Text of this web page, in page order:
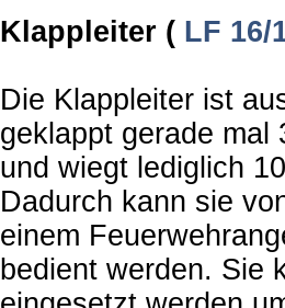
Klappleiter (LF 16/
Die Klappleiter ist
geklappt gerade mal
und wiegt lediglich
Dadurch kann sie
einem
bedient werden. Sie